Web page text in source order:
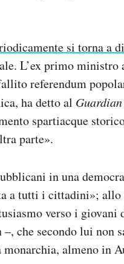
si torna a
L’ex primo
referendum
ha detto al Guardian
spartiacque
parte».
in una
a tutti i cittadini»; allo
verso i
che secondo lui non
almeno in